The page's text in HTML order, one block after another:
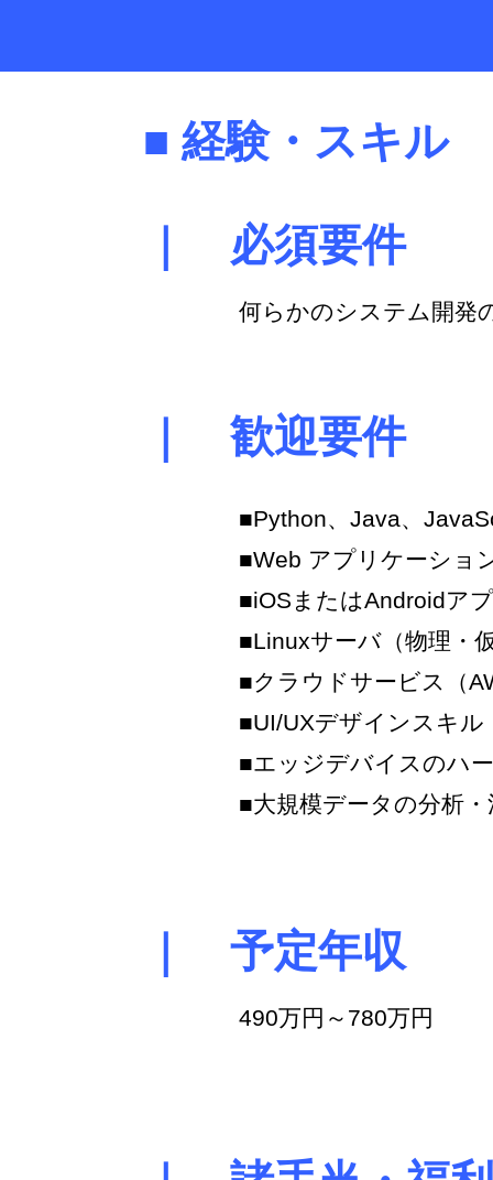
｜ 必須要件
何らかのシステム開発
｜ 歓迎要件
■Python、Java、
■Web アプリケーショ
■iOSまたはAndroidア
■Linuxサーバ（物理・
■クラウドサービス（
■UI/UXデザインスキル
■エッジデバイスのハ
■大規模データの分析
■ 経験・スキル
｜ 予定年収
490万円～780万円